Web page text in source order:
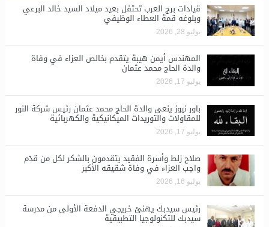
قيادات برج العرب تحتفل بعيد ميلاد السيد خالد البرعي
وبلوغه قمة العطاء الوظيفي
يوليو 28, 2026
المهندس أيمن هيبة يتقدم بخالص العزاء في وفاة
والدة الحاج محمد عثمان
يوليو 17, 2026
باور نيوز ينعى والدة الحاج محمد عثمان رئيس شركة النور
للمقاولات والتوريدات الميكانيكية والكهربائية
يوليو 17, 2026
صلاح زلط وأسرة الفقيد يتقدمون بالشكر لكل من قدّم
واجب العزاء في وفاة شقيقه الأكبر
يوليو 16, 2026
رئيس سيدبك يهنئ خريجي الدفعة الأولى من مدرسة
سيدبك للتكنولوجيا التطبيقية